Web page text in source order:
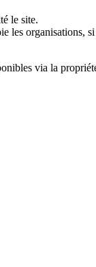
le site.
organisations,
via la